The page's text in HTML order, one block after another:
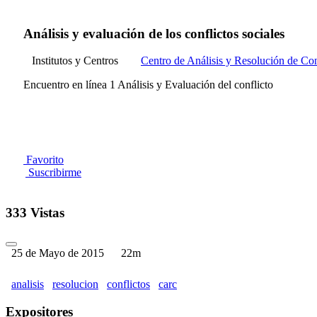
Análisis y evaluación de los conflictos sociales
Institutos y Centros
Centro de Análisis y Resolución de
Encuentro en línea 1 Análisis y Evaluación del conflicto
Favorito
Suscribirme
333 Vistas
25 de Mayo de 2015 22m
analisis resolucion conflictos carc
Expositores